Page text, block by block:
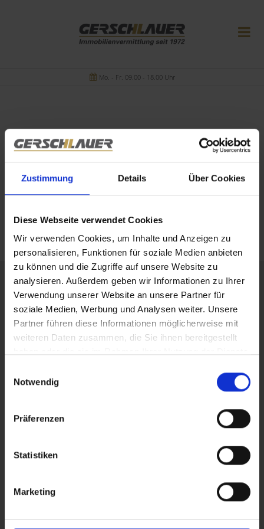
Zustimmung Details Über Cookies
Diese Webseite verwendet Cookies
Wir verwenden Cookies, um Inhalte und Anzeigen zu
personalisieren, Funktionen für soziale Medien anbieten
zu können und die Zugriffe auf unsere Website zu
analysieren. Außerdem geben wir Informationen zu Ihrer
Verwendung unserer Website an unsere Partner für
soziale Medien, Werbung und Analysen weiter. Unsere
Partner führen diese Informationen möglicherweise mit
weiteren Daten zusammen, die Sie ihnen bereitgestellt
Notwendig
Präferenzen
Statistiken
Marketing
Mo. - Fr. 09.00 - 18.00 Uhr
Ihre Suchanfrage passt leider auf keines unserer
Objekte.
Wir informieren Sie
automatisch über passende
neue Angebote
Ich habe dieDatenschutzerklärungzur Kenntnis genommen. Ich stimme